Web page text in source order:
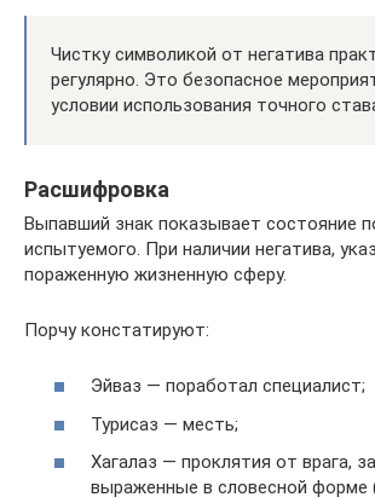
Чистку символикой от негатива
регулярно. Это безопасное
условии использования точного
Расшифровка
Выпавший знак показывает состояние
испытуемого. При наличии негатива,
пораженную жизненную сферу.
Порчу констатируют:
Эйваз — поработал специалист;
Турисаз — месть;
Хагалаз — проклятия от врага,
выраженные в словесной форме